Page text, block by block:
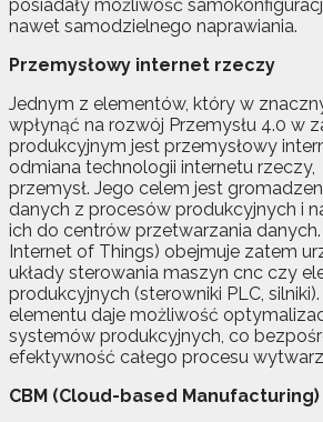
posiadały możliwość
nawet samodzielnego naprawiania.
Przemysłowy internet rzeczy
Jednym z elementów, który w
wpłynąć na rozwój Przemysłu 4.0 w
produkcyjnym jest przemysłowy
odmiana technologii internetu rzeczy,
przemysł. Jego celem jest
danych z procesów produkcyjnych i
ich do centrów przetwarzania
Internet of Things) obejmuje zatem
układy sterowania maszyn cnc czy
produkcyjnych (sterowniki PLC,
elementu daje możliwość
systemów produkcyjnych, co
efektywność całego procesu
CBM (Cloud-based Manufacturing)